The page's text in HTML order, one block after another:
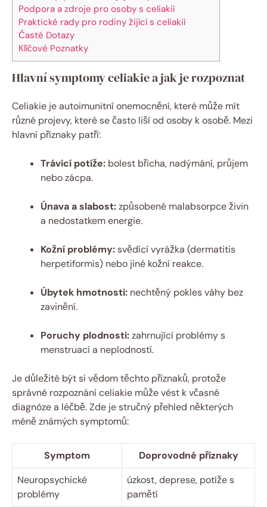
Podpora a zdroje pro osoby s celiakií
Praktické rady pro rodiny žijící s celiakií
Časté Dotazy
Klíčové Poznatky
Hlavní symptomy celiakie a jak je rozpoznat
Celiakie je autoimunitní onemocnění, které může mít
různé projevy, které se často liší od osoby k osobě. Mezi
hlavní příznaky patří:
Trávicí potíže: bolest břicha, nadýmání, průjem
nebo zácpa.
Únava a slabost:způsobené malabsorpce živin
a nedostatkem energie.
Kožní problémy:svědící vyrážka (dermatitis
herpetiformis) nebo jiné kožní reakce.
Úbytek hmotnosti: nechtěný pokles váhy bez
zavinění.
Poruchy plodnosti:zahrnující problémy s
menstruací a neplodností.
Je důležité být si vědom těchto příznaků, protože
správné rozpoznání celiakie může vést k včasné
diagnóze a léčbě. Zde je stručný přehled některých
méně známých symptomů:
Symptom
Doprovodné příznaky
Neuropsychické
problémy
úzkost, deprese, potíže s
pamětí